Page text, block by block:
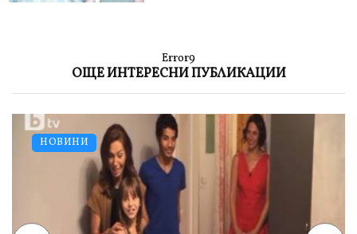
Error9
ОЩЕ ИНТЕРЕСНИ ПУБЛИКАЦИИ
НОВИНИ